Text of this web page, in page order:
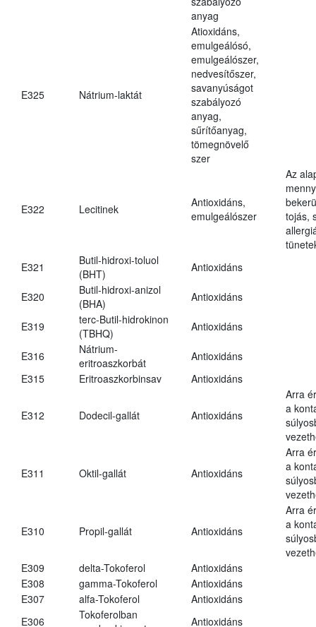
anyag
E325 Nátrium-laktát
Atioxidáns,
emulgeálósó,
emulgeálószer,
nedvesítőszer,
savanyúságot
szabályozó
anyag,
sűrítőanyag,
tömegnövelő
szer
E322 Lecitinek
Antioxidáns,
emulgeálószer
Az
tojás,
E321
Butil-hidroxi-toluol
(BHT)
Antioxidáns
E320
Butil-hidroxi-anizol
(BHA)
Antioxidáns
E319
terc-Butil-hidrokinon
(TBHQ)
Antioxidáns
E316
Nátrium-
eritroaszkorbát
Antioxidáns
E315
Eritroaszkorbinsav Antioxidáns
E312 Dodecil-gallát Antioxidáns
Arra
a
E311 Oktil-gallát Antioxidáns
Arra
a
E310 Propil-gallát Antioxidáns
Arra
a
E309
delta-Tokoferol
Antioxidáns
E308
gamma-Tokoferol
Antioxidáns
E307
alfa-Tokoferol
Antioxidáns
E306
Tokoferolban
Antioxidáns